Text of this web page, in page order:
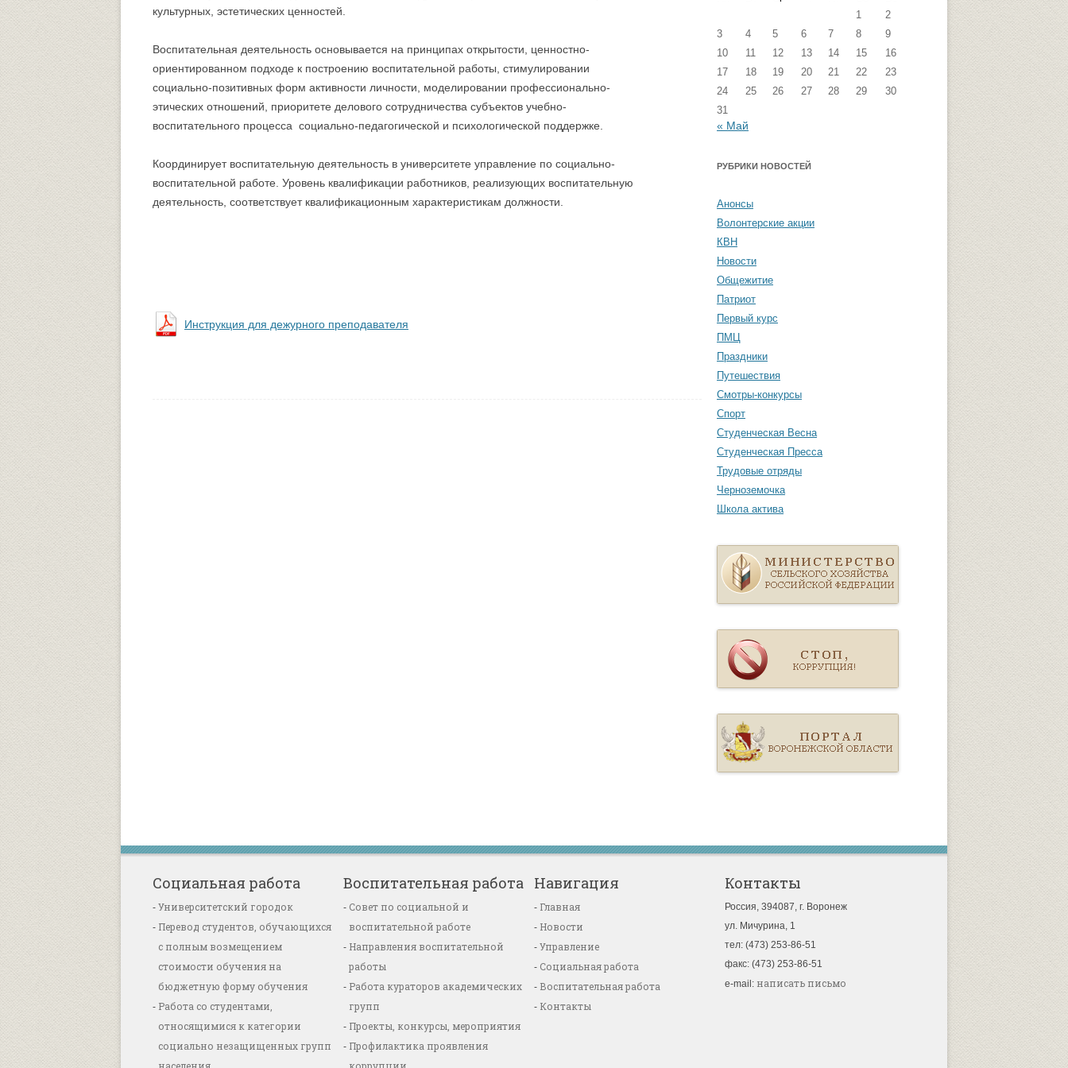
Психологическая служба
Центр культуры и творчества
воспитания и просвещения
Питание
Центр культуры и творчества
Именные стипендии
Материальная поддержка студентов
Террористическая угроза: памятка
Безопасность. Памятка студентам
направление
Штаб студенческих отрядов
Группа ЭФ
Группа ГПФ
Студенческая газета «Активы и
культурных, эстетических ценностей.
Воспитательная деятельность основывается на принципах открытости, ценностно-
ориентированном подходе к построению воспитательной работы, стимулировании
социально-позитивных форм активности личности, моделировании профессионально-
этических отношений, приоритете делового сотрудничества субъектов учебно-
воспитательного процесса социально-педагогической и психологической поддержке.
Координирует воспитательную деятельность в университете управление по социально-
воспитательной работе. Уровень квалификации работников, реализующих воспитательную
деятельность, соответствует квалификационным характеристикам должности.
Инструкция для дежурного преподавателя
1
2
3
4 5 6 7 8
9
10
11 12 13 14 15
16
17
18 19 20 21 22
23
24
25 26 27 28 29
30
31
« Май
РУБРИКИ НОВОСТЕЙ
Анонсы
Волонтерские акции
КВН
Новости
Общежитие
Патриот
Первый курс
ПМЦ
Праздники
Путешествия
Смотры-конкурсы
Спорт
Студенческая Весна
Студенческая Пресса
Трудовые отряды
Черноземочка
Школа актива
Социальная работа
Университетский городок
Перевод студентов, обучающихся
с полным возмещением
стоимости обучения на
бюджетную форму обучения
Работа со студентами,
относящимися к категории
социально незащищенных групп
Воспитательная работа
Совет по социальной и
воспитательной работе
Направления воспитательной
работы
Работа кураторов академических
групп
Проекты, конкурсы, мероприятия
Профилактика проявления
Навигация
Главная
Новости
Управление
Социальная работа
Воспитательная работа
Контакты
Контакты
Россия, 394087, г. Воронеж
ул. Мичурина, 1
тел: (473) 253-86-51
факс: (473) 253-86-51
e-mail: написать письмо